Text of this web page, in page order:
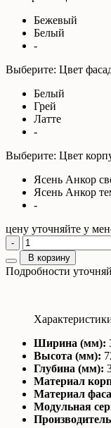
Бежевый
Белый
-
Выберите: Цвет
Белый
Грей
Латте
-
Выберите: Цвет
Ясень Анкор
Ясень Анкор
-
цену уточняйте у
-
В корзину
Подробности
Ширина (мм):
Высота (мм):
Глубина (мм):
Материал
Материал
Модульная
Производитель